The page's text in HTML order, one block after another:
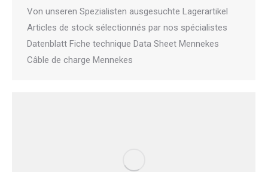
Von unseren Spezialisten ausgesuchte Lagerartikel
Articles de stock sélectionnés par nos spécialistes
Datenblatt Fiche technique Data Sheet Mennekes
Câble de charge Mennekes